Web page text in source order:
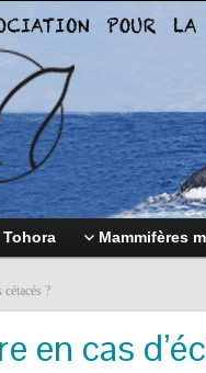
Tohora Mammifères
?
en cas